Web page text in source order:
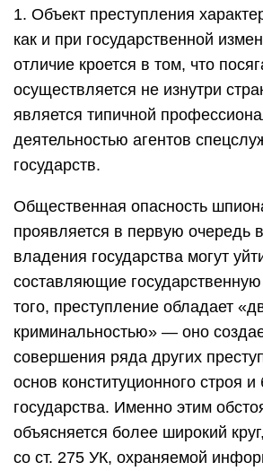
1. Объект преступления
как и при государственной
отличие кроется в том, что
осуществляется не изнутри
является типичной
деятельностью агентов
государств.
Общественная опасность
проявляется в первую очередь
владения государства могут
составляющие
того, преступление обладает
криминальностью» — оно
совершения ряда других
основ конституционного строя и
государства. Именно этим
объясняется более широкий
со ст. 275 УК, охраняемой